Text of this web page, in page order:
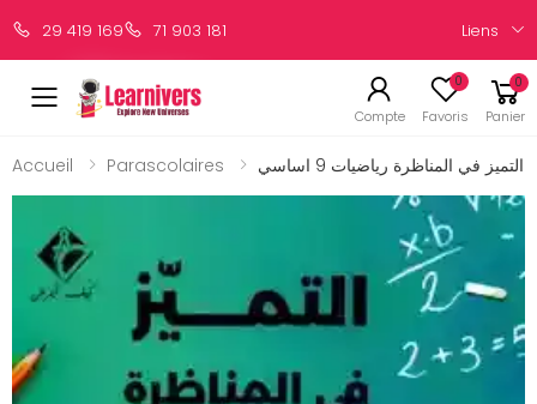
29 419 169 71 903 181 Liens
Compte
0
Favoris
0
Panier
Accueil Parascolaires التميز في المناظرة رياضيات 9 اساسي